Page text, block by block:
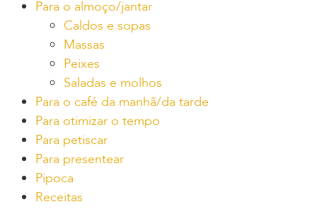
Para o almoço/jantar
Caldos e sopas
Massas
Peixes
Saladas e molhos
Para o café da manhã/da tarde
Para otimizar o tempo
Para petiscar
Para presentear
Pipoca
Receitas